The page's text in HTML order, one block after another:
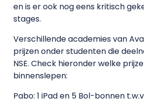
en is er ook nog eens kritisch
stages.
Verschillende academies van
prijzen onder studenten die
NSE. Check hieronder welke
binnenslepen:
Pabo: 1 iPad en 5 Bol-bonnen